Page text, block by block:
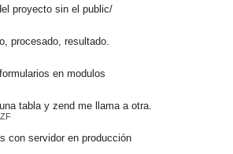
proyecto sin el public/
procesado, resultado.
en modulos
tabla y zend me llama a otra.
con servidor en producción